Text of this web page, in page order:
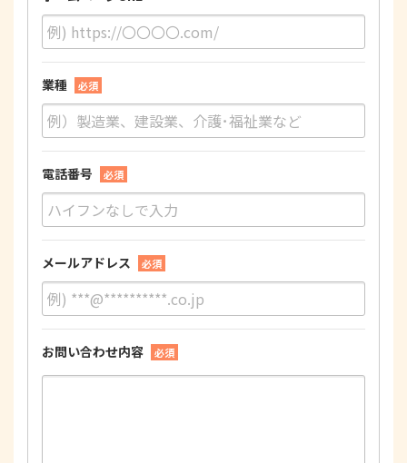
業種 必須
電話番号 必須
メールアドレス 必須
お問い合わせ内容 必須